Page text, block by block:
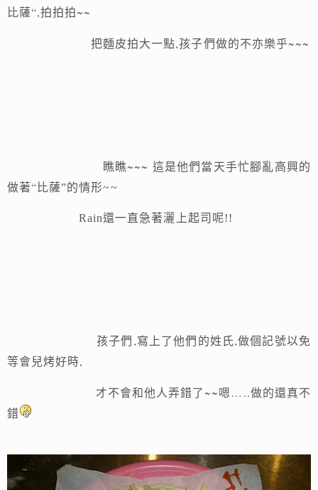
比薩“,拍拍拍~~
把麵皮拍大一點,孩子們做的不亦樂乎~~~
瞧瞧~~~ 這是他們當天手忙腳亂高興的
做著“ 比薩”的情形~~
Rain還一直急著灑上起司呢!!
孩子們 ,寫上了他們的姓氏,做個記號以免
等會兒烤好時,
才不會和他人弄錯了 ~~嗯…..做的還真不
錯